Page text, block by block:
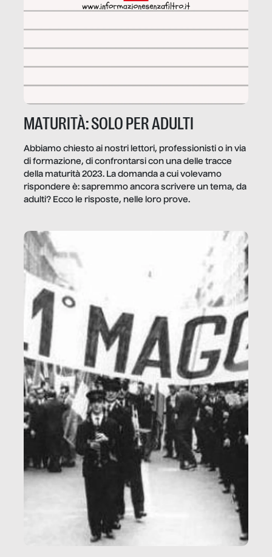
MATURITÀ: SOLO PER ADULTI
Abbiamo chiesto ai nostri lettori, professionisti o in via
di formazione, di confrontarsi con una delle tracce
della maturità 2023. La domanda a cui volevamo
rispondere è: sapremmo ancora scrivere un tema, da
adulti? Ecco le risposte, nelle loro prove.